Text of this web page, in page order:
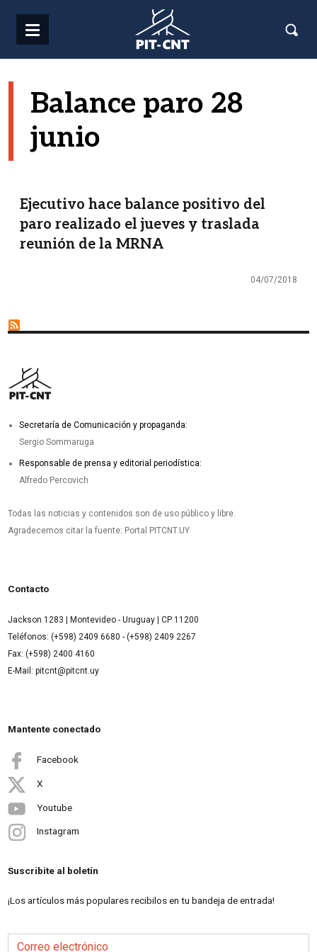
Balance paro 28
junio
Ejecutivo hace balance positivo del
paro realizado el jueves y traslada
reunión de la MRNA
04/07/2018
Secretaría de Comunicación y propaganda:
Sergio Sommaruga
Responsable de prensa y editorial periodística:
Alfredo Percovich
Todas las noticias y contenidos son de uso público y libre.
Agradecemos citar la fuente: Portal PITCNT.UY
Contacto
Jackson 1283 | Montevideo - Uruguay | CP 11200
Teléfonos: (+598) 2409 6680 - (+598) 2409 2267
Fax: (+598) 2400 4160
E-Mail: pitcnt@pitcnt.uy
Mantente conectado
Facebook
X
Youtube
Instagram
Suscribite al boletín
¡Los artículos más populares recibilos en tu bandeja de entrada!
Correo electrónico